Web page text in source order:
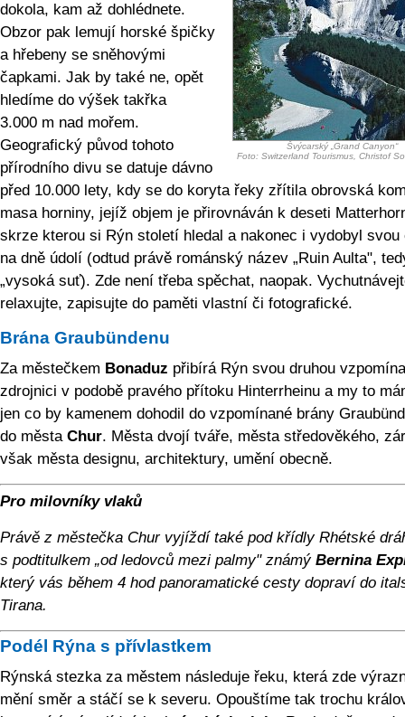
Švýcarský „Grand Canyon“
Foto: Switzerland Tourismus, Christof
dokola, kam až dohlédnete.
Obzor pak lemují horské špičky
a hřebeny se sněhovými
čapkami. Jak by také ne, opět
hledíme do výšek takřka
3.000 m nad mořem.
Geografický původ tohoto
přírodního divu se datuje dávno
před 10.000 lety, kdy se do koryta řeky zřítila obrovská
masa horniny, jejíž objem je přirovnáván k deseti
skrze kterou si Rýn století hledal a nakonec i vydobyl svou
na dně údolí (odtud právě románský název „Ruin Aulta",
„vysoká suť). Zde není třeba spěchat, naopak.
relaxujte, zapisujte do paměti vlastní či fotografické.
Brána Graubündenu
Za městečkem Bonaduz přibírá Rýn svou druhou
zdrojnici v podobě pravého přítoku Hinterrheinu a my to
jen co by kamenem dohodil do vzpomínané brány
do města Chur. Města dvojí tváře, města středověkého,
však města designu, architektury, umění obecně.
Pro milovníky vlaků
Právě z městečka Chur vyjíždí také pod křídly Rhétské
s podtitulkem „od ledovců mezi palmy" známý Bernina
který vás během 4 hod panoramatické cesty dopraví do
Tirana.
Podél Rýna s přívlastkem
Rýnská stezka za městem následuje řeku, která zde
mění směr a stáčí se k severu. Opouštíme tak trochu